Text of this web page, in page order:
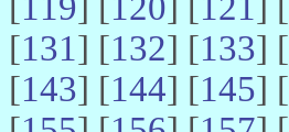
[131] [132] [133] [
[143] [144] [145] [